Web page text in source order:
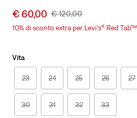
Sale
price
€ 60,00 Original
Price
€ 120,00
10% di sconto extra per Levi's® Red Tab™
Vita
23 24 25 26 27
30 31 32 33